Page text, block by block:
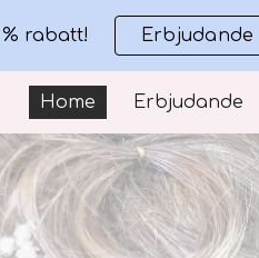
Skip to
rabatt! Erbjudande
Home Erbjudande